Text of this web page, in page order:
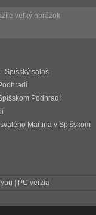
veľký obrázok
Spišský salaš
Podhradí
Martina v Spišskom
PC verzia